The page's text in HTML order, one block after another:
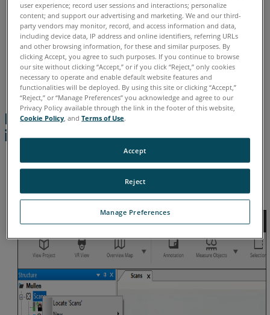
Cliquez surExporter les nuages de points de
numérisation : non ordonnésouExporter les
numérisations - ordonnées . (Cliquez icipour obtenir une
explication par rapport à ces deux choix.)
Export de numérisations
individuelles ou de groupes
Pour exporter des numérisations ou des clusters
spécifiques, faites un clic-droit sur les éléments souhaités
(arborescence).
Cliquez surExporterdans le menu.
user experience; record user sessions and interactions; personalize
content; and support our advertising and marketing. We and our third-
party vendors may monitor, record, and access information and data,
including device data, IP address and online identifiers, referring URLs
and other browsing information, for these and similar purposes. By
clicking Accept, you agree to such purposes. If you continue to browse
our site without clicking “Accept,” or if you click “Reject,” only cookies
necessary to operate and enable default website features and
functionalities will be deployed. By using this site or clicking “Accept,”
“Reject,” or “Manage Preferences” you acknowledge and agree to our
Privacy Policy available through the link in the footer of this website,
Cookie Policy , andTerms of Use.
Manage Preferences
Reject
Accept